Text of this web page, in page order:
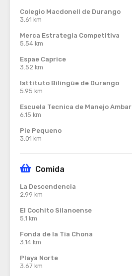
Colegio Macdonell de Durango
3.61 km
Merca Estrategia Competitiva
5.54 km
Espae Caprice
3.52 km
Isttituto Bilingüe de Durango
5.95 km
Escuela Tecnica de Manejo Ambar
6.15 km
Pie Pequeno
3.01 km
Comida
La Descendencia
2.99 km
El Cochito Silanoense
5.1 km
Fonda de la Tia Chona
3.14 km
Playa Norte
3.67 km